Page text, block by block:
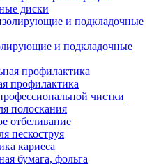
диски
и подкладочные
профилактика
чистки
полоскания
отбеливание
пескоструя
кариеса